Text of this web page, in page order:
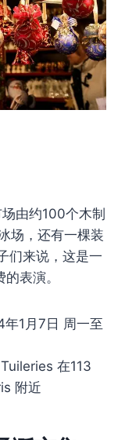
由约100个木制
场，还有一棵装
们来说，这是一
表演。
1月7日 周一至
在113
附近